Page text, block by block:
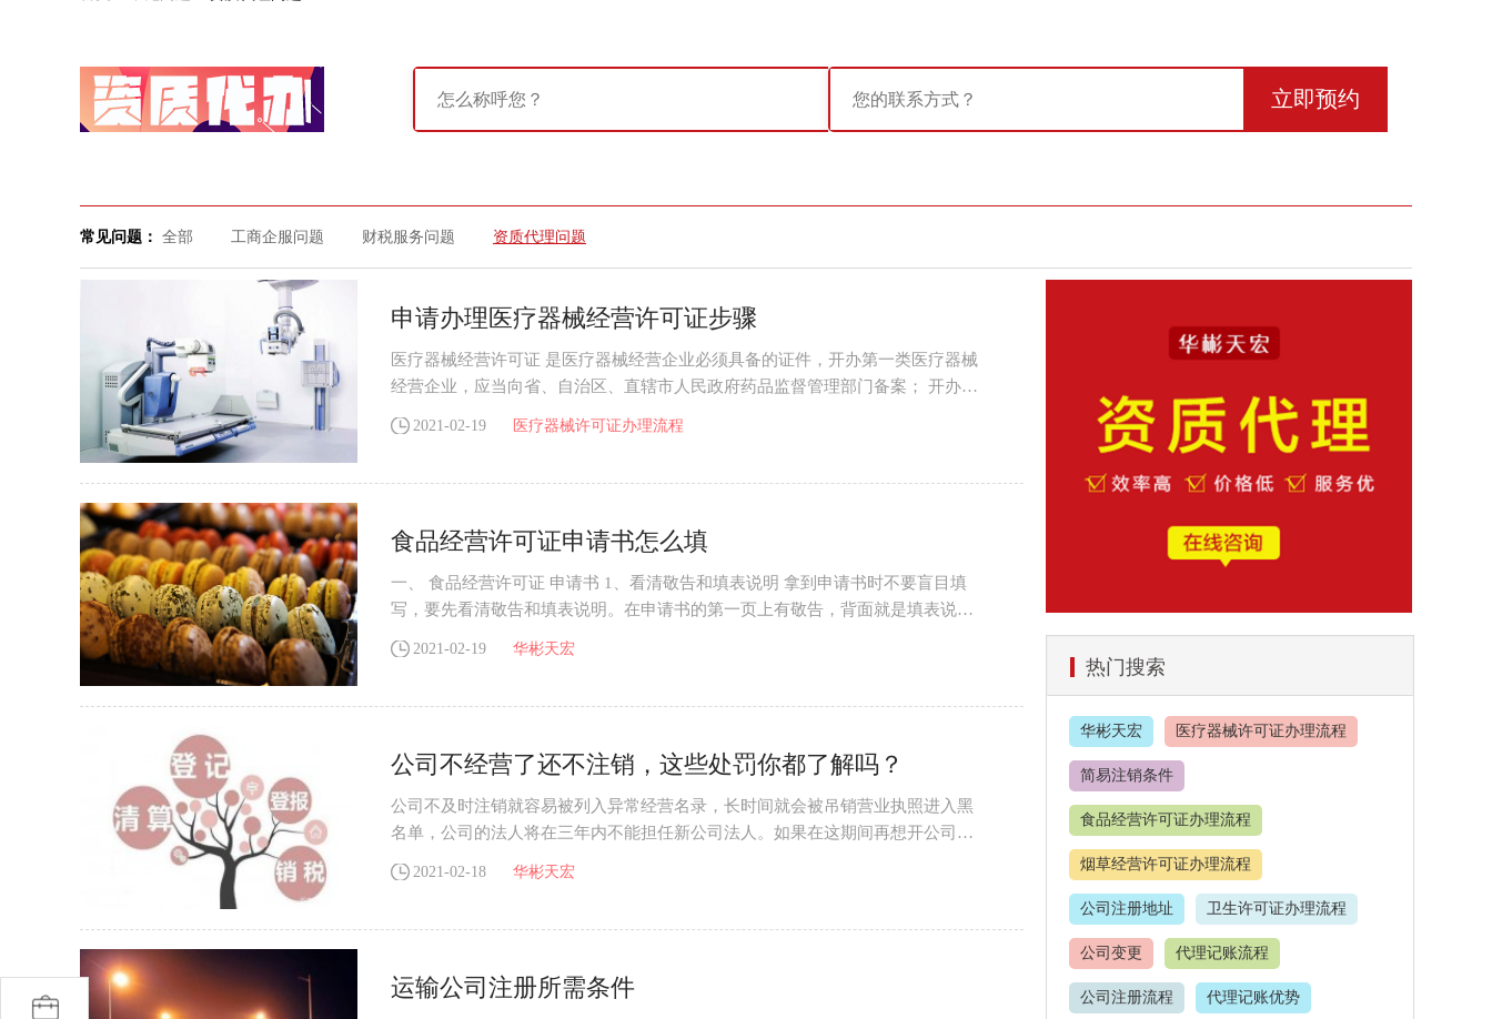
常见问题： 全部 工商企服问题 财税服务问题 资质代理问题
申请办理医疗器械经营许可证步骤
医疗器械经营许可证 是医疗器械经营企业必须具备的证件，开办第一类医疗器械
经营企业，应当向省、自治区、直辖市人民政府药品监督管理部门备案； 开办第
2021-02-19 医疗器械许可证办理流程
食品经营许可证申请书怎么填
一、 食品经营许可证 申请书 1、看清敬告和填表说明 拿到申请书时不要盲目填
写，要先看清敬告和填表说明。在申请书的第一页上有敬告，背面就是填表说
2021-02-19 华彬天宏
公司不经营了还不注销，这些处罚你都了解吗？
公司不及时注销就容易被列入异常经营名录，长时间就会被吊销营业执照进入黑
名单，公司的法人将在三年内不能担任新公司法人。如果在这期间再想开公司做
2021-02-18 华彬天宏
运输公司注册所需条件
热门搜索
华彬天宏 医疗器械许可证办理流程
简易注销条件
食品经营许可证办理流程
烟草经营许可证办理流程
公司注册地址 卫生许可证办理流程
公司变更 代理记账流程
公司注册流程 代理记账优势